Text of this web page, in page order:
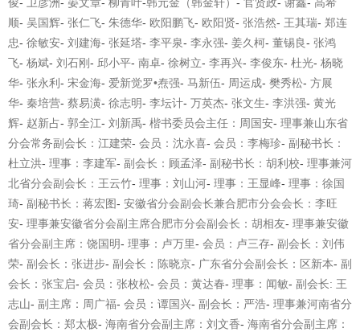
顺- 吴国辉- 张仁飞- 朱德华- 欧阳鹏飞- 欧阳贤- 张浩然- 王其瑞- 郑连
忠- 徐敏安- 刘建海- 张延塔- 李平泉- 李永强- 姜久柯- 董锡良- 张鸿
飞- 杨斌- 刘石刚- 邱小平- 南卓- 徐树立- 李再兴- 李俊东- 杜光- 杨晓
华- 张永利 - 宋金海- 爱新觉罗•焘强- 马新伍- 周运成- 樊秀松- 方展
华- 秦培营- 蔡易潢- 徐志明- 李坛计- 万英杰- 张文生- 李洪强- 黄光
辉- 赵新占- 郭全江- 刘新禹- 楷书委员会主任：周国安- 理事兼山东省
分会常务副会长：江建荣- 会员：沈永喜- 会员：李梅珍- 副秘书长：
杜立洪- 理事：李建军- 副会长：顾孟泽- 副秘书长：胡利校- 理事兼河
北省分会副会长：王云竹- 理事：刘山河- 理事：王显峰- 理事：徐国
琦- 副秘书长：蒋宏图- 安徽省分会副会长兼合肥市分会会长：李旺
安- 理事兼安徽省分会副主席合肥市分会副会长：胡相友- 理事兼安徽
省分会副主席：饶国明- 理事：卢万里- 会员：卢三存- 副会长：刘伟
荣- 副会长：张进步- 副会长：陈晓京- 广东省分会副会长：区新本- 副
会长：张宝启- 会员：张枚松- 会员：黄达春- 理事：闻敏- 副会长: 王
志山- 副主席：周广福- 会员：谭国兴- 副会长：严浩- 理事兼河南省分
会副会长：郑太极- 海南省分会副主席：刘文香- 海南省分会副主席：